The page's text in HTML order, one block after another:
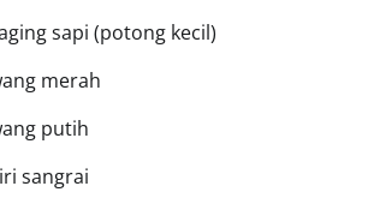
sapi (potong kecil)
merah
putih
sangrai